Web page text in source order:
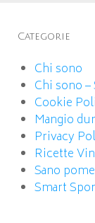
Categorie
Chi sono
Chi sono –
Cookie
Mangio
Privacy
Ricette
Sano
Smart